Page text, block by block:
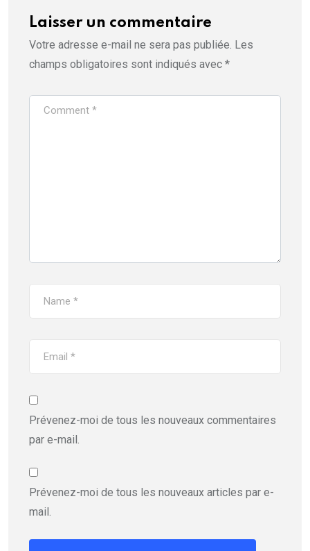
Laisser un commentaire
Votre adresse e-mail ne sera pas publiée. Les
champs obligatoires sont indiqués avec *
Prévenez-moi de tous les nouveaux commentaires
par e-mail.
Prévenez-moi de tous les nouveaux articles par e-
mail.